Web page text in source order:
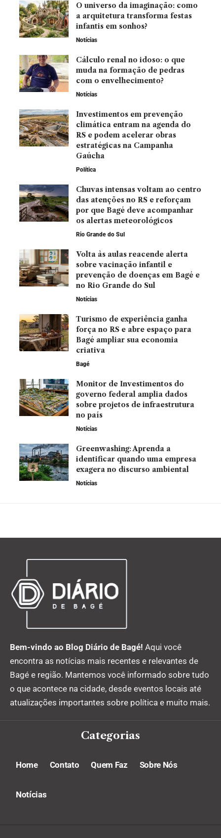
O universo da imaginação: como
a arquitetura transforma festas
infantis em sonhos?
Notícias
Cálculo renal no idoso: o que
muda na formação de pedras
com o envelhecimento?
Notícias
Investimentos em prevenção
climática entram na agenda do
RS e podem acelerar obras
estratégicas na Campanha
Gaúcha
Política
Chuvas intensas voltam ao centro
das atenções no RS e reforçam
por que Bagé deve acompanhar
os alertas meteorológicos
Rio Grande do Sul
Volta às aulas reacende alerta
sobre vacinação infantil e
prevenção de doenças em Bagé e
no Rio Grande do Sul
Notícias
Turismo de experiência ganha
força no RS e abre espaço para
Bagé ampliar sua economia
criativa
Bagé
Monitor de Investimentos do
governo federal amplia dados
sobre projetos de infraestrutura
no país
Notícias
Greenwashing: Aprenda a
identificar quando uma empresa
exagera no discurso ambiental
Notícias
Bem-vindo ao Blog Diário de Bagé! Aqui você
encontra as notícias mais recentes e relevantes de
Bagé e região. Mantemos você informado sobre tudo
o que acontece na cidade, desde eventos locais até
atualizações importantes sobre política e muito mais.
Categorias
Home Contato Quem Faz Sobre Nós
Notícias